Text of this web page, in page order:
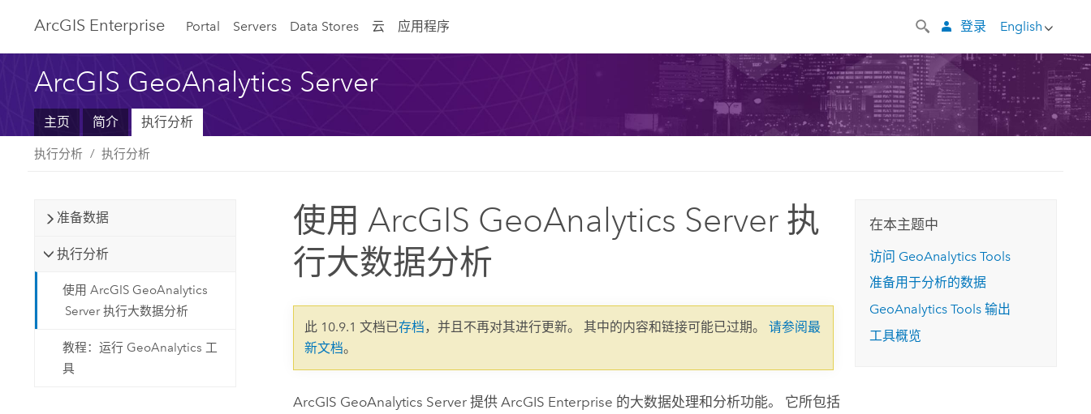
ArcGIS Enterprise Portal Servers Data Stores 云 应用程序 English
登录
ArcGIS GeoAnalytics Server
主页 简介 执行分析
执行分析 执行分析
准备数据
执行分析
使用 ArcGIS GeoAnalytics
Server 执行大数据分析
教程：运行 GeoAnalytics 工
具
使用 ArcGIS GeoAnalytics Server 执
行大数据分析
此 10.9.1 文档已存档，并且不再对其进行更新。 其中的内容和链接可能已过期。请参阅最
新文档。
ArcGIS GeoAnalytics Server 提供ArcGIS Enterprise 的大数据处理和分析功能。 它所包括
在本主题中
访问 GeoAnalytics Tools
准备用于分析的数据
GeoAnalytics Tools 输出
工具概览